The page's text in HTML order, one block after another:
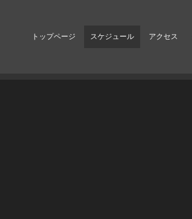
トップページ スケジュール アクセス